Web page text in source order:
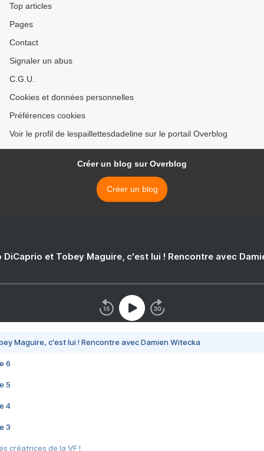
Top articles
Pages
Contact
Signaler un abus
C.G.U.
Cookies et données personnelles
Préférences cookies
Voir le profil de lespaillettesdadeline sur le portail Overblog
Créer un blog sur Overblog
Créer un blog
DiCaprio et Tobey Maguire, c'est lui ! Rencontre avec
Maguire, c'est lui ! Rencontre avec Damien Witecka
6
5
4
3
créatrices de la VF !